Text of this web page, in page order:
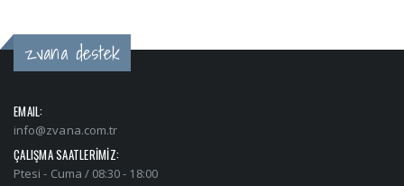
zvana destek
EMAIL:
info@zvana.com.tr
ÇALIŞMA SAATLERİMİZ:
Ptesi - Cuma / 08:30 - 18:00